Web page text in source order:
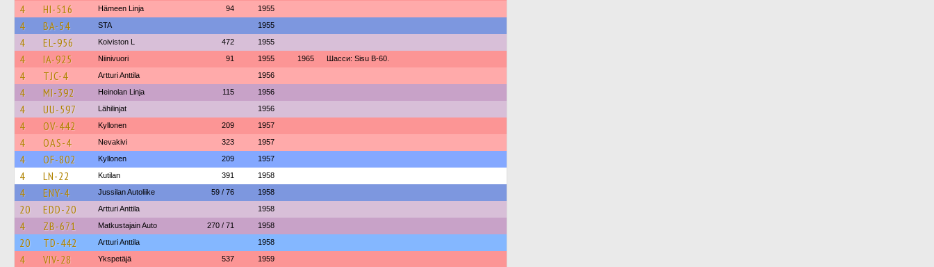
4 HI-516 Hämeen Linja 94 1955
4 BA-54 STA 1955
4 EL-956 Koiviston L 472 1955
4 IA-925 Niinivuori 91 1955 1965 Шасси: Sisu B-60.
4 TJC-4 Artturi Anttila 1956
4 MI-392 Heinolan Linja 115 1956
4 UU-597 Lähilinjat 1956
4 OV-442 Kyllonen 209 1957
4 OAS-4 Nevakivi 323 1957
4 OF-802 Kyllonen 209 1957
4 LN-22 Kutilan 391 1958
4 ENY-4 Jussilan Autoliike 59 / 76 1958
20 EDD-20 Artturi Anttila 1958
4 ZB-671 Matkustajain Auto 270 / 71 1958
20 TD-442 Artturi Anttila 1958
4 VIV-28 Ykspetäjä 537 1959